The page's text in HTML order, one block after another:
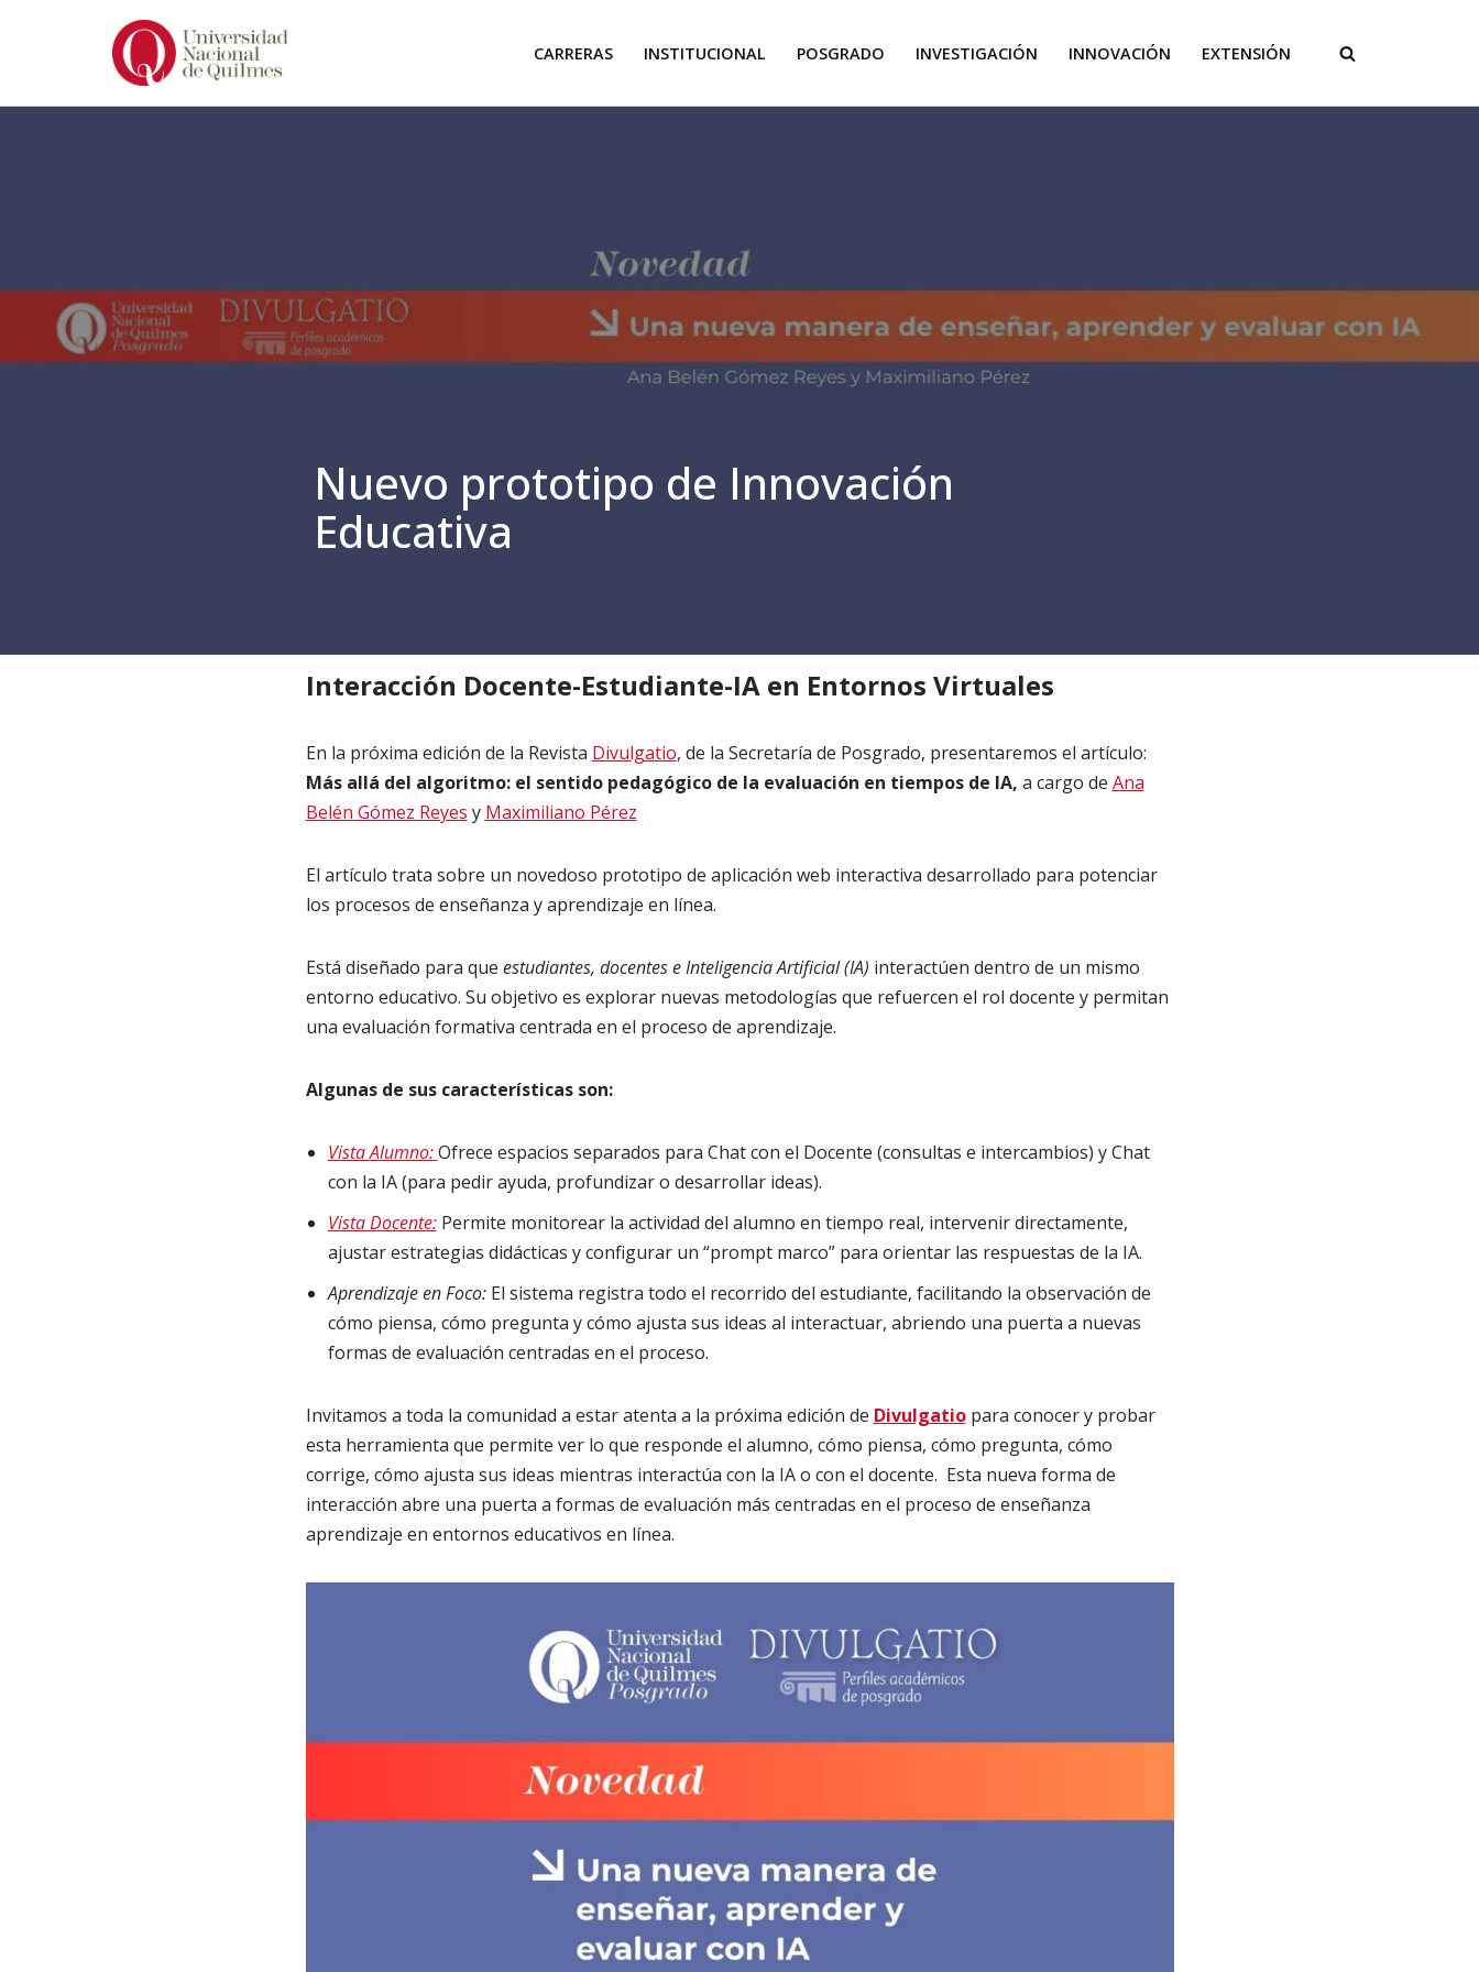
CARRERAS INSTITUCIONAL POSGRADO INVESTIGACIÓN INNOVACIÓN EXTENSIÓN
Nuevo prototipo de Innovación
Educativa
Interacción Docente-Estudiante-IA en Entornos Virtuales
En la próxima edición de la Revista Divulgatio, de la Secretaría de Posgrado, presentaremos el artículo:
Más allá del algoritmo: el sentido pedagógico de la evaluación en tiempos de IA, a cargo de Ana
Belén Gómez Reyes y Maximiliano Pérez
El artículo trata sobre un novedoso prototipo de aplicación web interactiva desarrollado para potenciar
los procesos de enseñanza y aprendizaje en línea.
Está diseñado para que estudiantes, docentes e Inteligencia Artificial (IA) interactúen dentro de un mismo
entorno educativo. Su objetivo es explorar nuevas metodologías que refuercen el rol docente y permitan
una evaluación formativa centrada en el proceso de aprendizaje.
Algunas de sus características son:
Vista Alumno: Ofrece espacios separados para Chat con el Docente (consultas e intercambios) y Chat
con la IA (para pedir ayuda, profundizar o desarrollar ideas).
Vista Docente:Permite monitorear la actividad del alumno en tiempo real, intervenir directamente,
ajustar estrategias didácticas y configurar un “prompt marco” para orientar las respuestas de la IA.
Aprendizaje en Foco:El sistema registra todo el recorrido del estudiante, facilitando la observación de
cómo piensa, cómo pregunta y cómo ajusta sus ideas al interactuar, abriendo una puerta a nuevas
formas de evaluación centradas en el proceso.
Invitamos a toda la comunidad a estar atenta a la próxima edición de Divulgatiopara conocer y probar
esta herramienta que permite ver lo que responde el alumno, cómo piensa, cómo pregunta, cómo
corrige, cómo ajusta sus ideas mientras interactúa con la IA o con el docente. Esta nueva forma de
interacción abre una puerta a formas de evaluación más centradas en el proceso de enseñanza
aprendizaje en entornos educativos en línea.